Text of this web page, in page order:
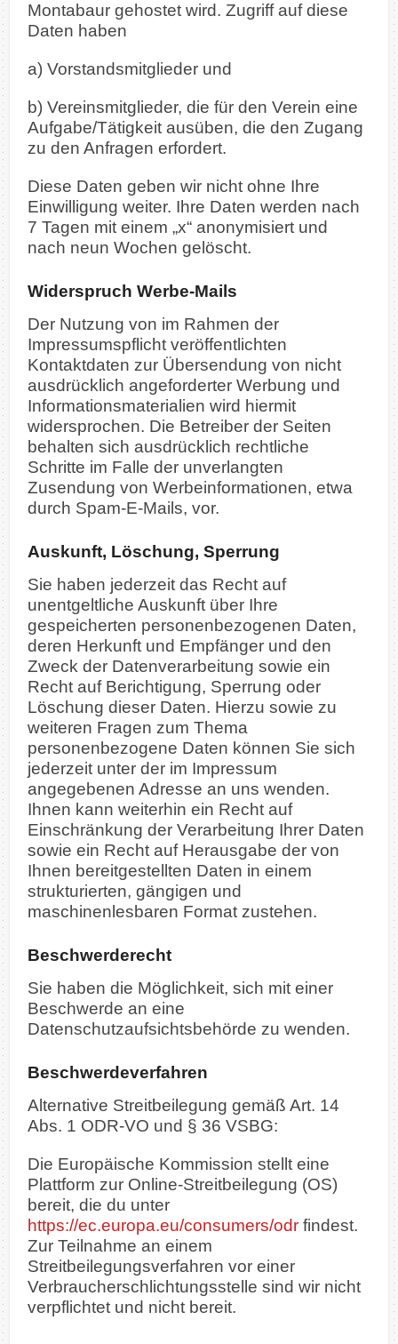
Montabaur gehostet wird. Zugriff auf diese
Daten haben
a) Vorstandsmitglieder und
b) Vereinsmitglieder, die für den Verein eine
Aufgabe/Tätigkeit ausüben, die den Zugang
zu den Anfragen erfordert.
Diese Daten geben wir nicht ohne Ihre
Einwilligung weiter. Ihre Daten werden nach
7 Tagen mit einem „x“ anonymisiert und
nach neun Wochen gelöscht.
Widerspruch Werbe-Mails
Der Nutzung von im Rahmen der
Impressumspflicht veröffentlichten
Kontaktdaten zur Übersendung von nicht
ausdrücklich angeforderter Werbung und
Informationsmaterialien wird hiermit
widersprochen. Die Betreiber der Seiten
behalten sich ausdrücklich rechtliche
Schritte im Falle der unverlangten
Zusendung von Werbeinformationen, etwa
durch Spam-E-Mails, vor.
Auskunft, Löschung, Sperrung
Sie haben jederzeit das Recht auf
unentgeltliche Auskunft über Ihre
gespeicherten personenbezogenen Daten,
deren Herkunft und Empfänger und den
Zweck der Datenverarbeitung sowie ein
Recht auf Berichtigung, Sperrung oder
Löschung dieser Daten. Hierzu sowie zu
weiteren Fragen zum Thema
personenbezogene Daten können Sie sich
jederzeit unter der im Impressum
angegebenen Adresse an uns wenden.
Ihnen kann weiterhin ein Recht auf
Einschränkung der Verarbeitung Ihrer Daten
sowie ein Recht auf Herausgabe der von
Ihnen bereitgestellten Daten in einem
strukturierten, gängigen und
maschinenlesbaren Format zustehen.
Beschwerderecht
Sie haben die Möglichkeit, sich mit einer
Beschwerde an eine
Datenschutzaufsichtsbehörde zu wenden.
Beschwerdeverfahren
Alternative Streitbeilegung gemäß Art. 14
Abs. 1 ODR-VO und § 36 VSBG:
Die Europäische Kommission stellt eine
Plattform zur Online-Streitbeilegung (OS)
bereit, die du unter
https://ec.europa.eu/consumers/odr findest.
Zur Teilnahme an einem
Streitbeilegungsverfahren vor einer
Verbraucherschlichtungsstelle sind wir nicht
verpflichtet und nicht bereit.